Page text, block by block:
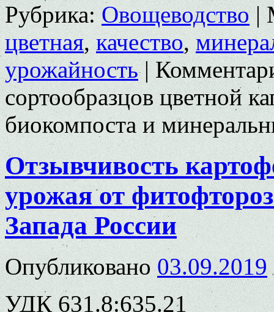
Рубрика: Овощеводство |
цветная,качество,
урожайность |
сортообразцов цветной
биокомпоста и
Отзывчивость
урожая от
Запада России
Опубликовано 03.09.2019
УДК 631.8:635.21